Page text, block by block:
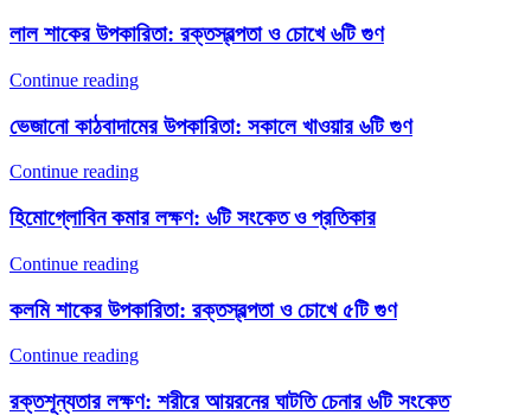
লাল শাকের উপকারিতা: রক্তস্বল্পতা ও চোখে ৬টি গুণ
Continue reading
ভেজানো কাঠবাদামের উপকারিতা: সকালে খাওয়ার ৬টি গুণ
Continue reading
হিমোগ্লোবিন কমার লক্ষণ: ৬টি সংকেত ও প্রতিকার
Continue reading
কলমি শাকের উপকারিতা: রক্তস্বল্পতা ও চোখে ৫টি গুণ
Continue reading
রক্তশূন্যতার লক্ষণ: শরীরে আয়রনের ঘাটতি চেনার ৬টি সংকেত